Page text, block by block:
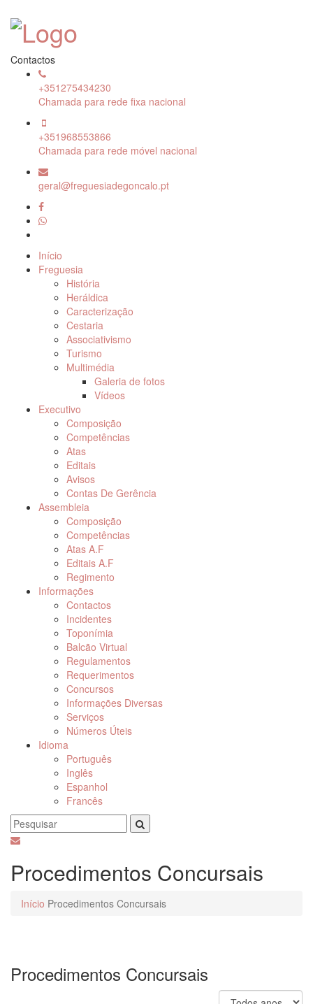
Contactos
+351275434230
Chamada para rede fixa nacional
+351968553866
Chamada para rede móvel nacional
geral@freguesiadegoncalo.pt
Início
Freguesia
História
Heráldica
Caracterização
Cestaria
Associativismo
Turismo
Multimédia
Galeria de fotos
Vídeos
Executivo
Composição
Competências
Atas
Editais
Avisos
Contas De Gerência
Assembleia
Composição
Competências
Atas A.F
Editais A.F
Regimento
Informações
Contactos
Incidentes
Toponímia
Balcão Virtual
Regulamentos
Requerimentos
Concursos
Informações Diversas
Serviços
Números Úteis
Idioma
Português
Inglês
Espanhol
Francês
Procedimentos Concursais
Início Procedimentos Concursais
Procedimentos Concursais